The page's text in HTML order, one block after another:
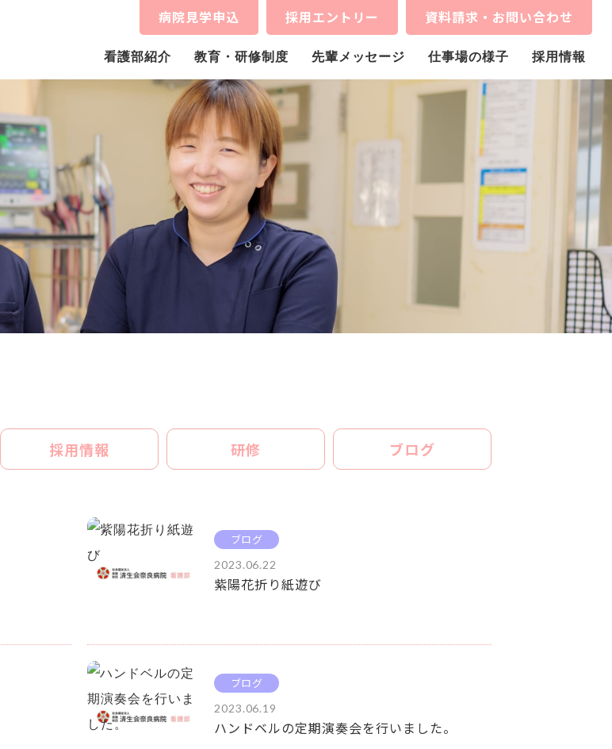
病院見学申込 採用エントリー 資料請求・お問い合わせ
看護部紹介 教育・研修制度 先輩メッセージ 仕事場の様子 採用情報
採用情報 研修 ブログ
ブログ
2023.06.22
紫陽花折り紙遊び
ブログ
2023.06.19
ハンドベルの定期演奏会を行いました。